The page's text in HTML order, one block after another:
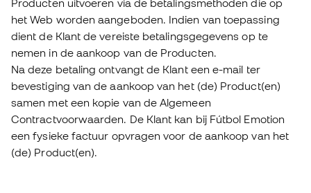
Producten uitvoeren via de betalingsmethoden die op
het Web worden aangeboden. Indien van toepassing
dient de Klant de vereiste betalingsgegevens op te
nemen in de aankoop van de Producten.
Na deze betaling ontvangt de Klant een e-mail ter
bevestiging van de aankoop van het (de) Product(en)
samen met een kopie van de Algemeen
Contractvoorwaarden. De Klant kan bij Fútbol Emotion
een fysieke factuur opvragen voor de aankoop van het
(de) Product(en).